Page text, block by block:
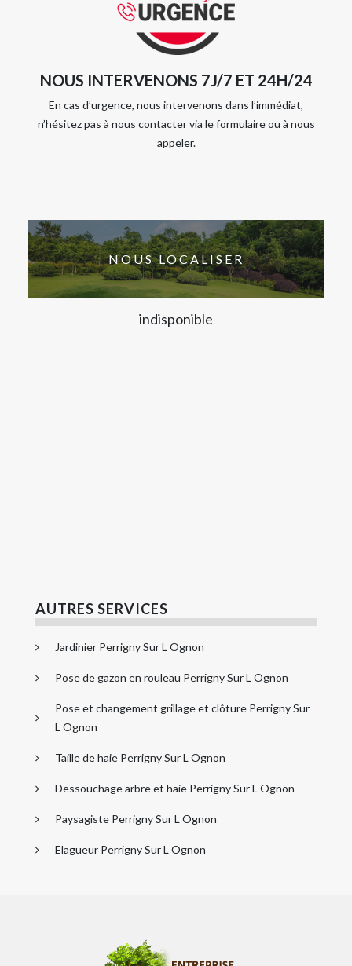
NOUS INTERVENONS 7J/7 ET 24H/24
En cas d’urgence, nous intervenons dans l’immédiat,
n’hésitez pas à nous contacter via le formulaire ou à nous
appeler.
NOUS LOCALISER
indisponible
AUTRES SERVICES
Jardinier Perrigny Sur L Ognon
Pose de gazon en rouleau Perrigny Sur L Ognon
Pose et changement grillage et clôture Perrigny Sur
L Ognon
Taille de haie Perrigny Sur L Ognon
Dessouchage arbre et haie Perrigny Sur L Ognon
Paysagiste Perrigny Sur L Ognon
Elagueur Perrigny Sur L Ognon